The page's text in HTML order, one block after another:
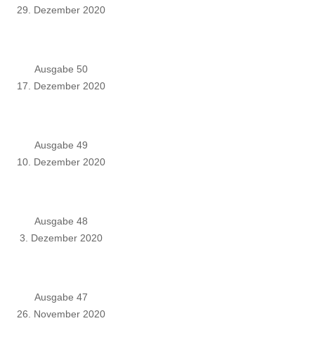
29. Dezember 2020
Ausgabe 50
17. Dezember 2020
Ausgabe 49
10. Dezember 2020
Ausgabe 48
3. Dezember 2020
Ausgabe 47
26. November 2020